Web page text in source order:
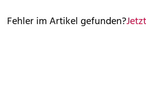
Fehler im Artikel gefunden?